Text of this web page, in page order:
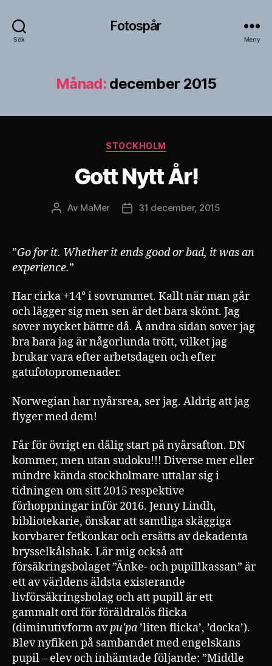
Sök
Fotospår
Meny
Månad: december 2015
Kategorier
STOCKHOLM
Gott Nytt År!
Inläggsförfattare
Av MaMer Inläggsdatum
31 december, 2015
”Go for it. Whether it ends good or bad, it was an
experience.”
Har cirka +14° i sovrummet. Kallt när man går
och lägger sig men sen är det bara skönt. Jag
sover mycket bättre då. Å andra sidan sover jag
bra bara jag är någorlunda trött, vilket jag
brukar vara efter arbetsdagen och efter
gatufotopromenader.
Norwegian har nyårsrea, ser jag. Aldrig att jag
flyger med dem!
Får för övrigt en dålig start på nyårsafton. DN
kommer, men utan sudoku!!! Diverse mer eller
mindre kända stockholmare uttalar sig i
tidningen om sitt 2015 respektive
förhoppningar inför 2016. Jenny Lindh,
bibliotekarie, önskar att samtliga skäggiga
korvbarer fetkonkar och ersätts av dekadenta
brysselkålshak. Lär mig också att
försäkringsbolaget ”Änke- och pupillkassan” är
ett av världens äldsta existerande
livförsäkringsbolag och att pupill är ett
gammalt ord för föräldralös flicka
(diminutivform avpuʹpa’liten flicka’, ’docka’).
Blev nyfiken på sambandet med engelskans
pupil – elev och inhämtade följande: ”Middle